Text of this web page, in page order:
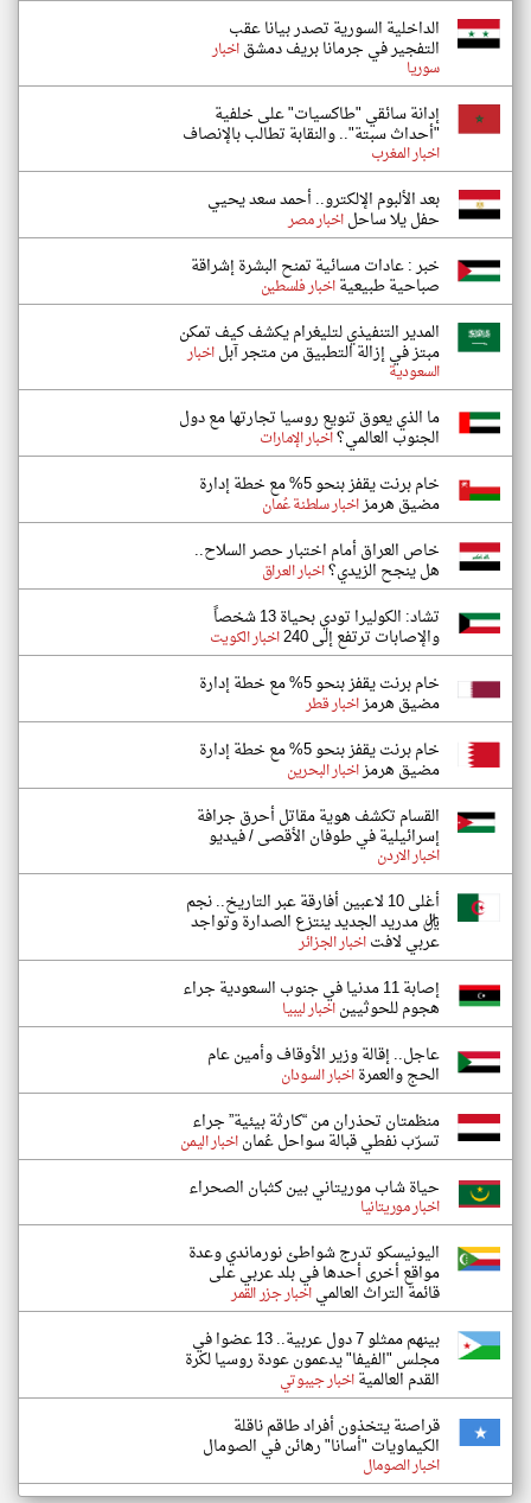
الداخلية السورية تصدر بيانا عقب
التفجير في جرمانا بريف دمشقاخبار
سوريا
إدانة سائقي "طاكسيات" على خلفية
"أحداث سبتة".. والنقابة تطالب بالإنصاف
اخبار المغرب
بعد الألبوم الإلكترو.. أحمد سعد يحيي
حفل يلا ساحلاخبار مصر
خبر : عادات مسائية تمنح البشرة إشراقة
صباحية طبيعيةاخبار فلسطين
المدير التنفيذي لتليغرام يكشف كيف تمكن
مبتز في إزالة التطبيق من متجر آبلاخبار
السعودية
ما الذي يعوق تنويع روسيا تجارتها مع دول
الجنوب العالمي؟اخبار الإمارات
خام برنت يقفز بنحو 5% مع خطة إدارة
مضيق هرمزاخبار سلطنة عُمان
خاص العراق أمام اختبار حصر السلاح..
هل ينجح الزيدي؟اخبار العراق
تشاد: الكوليرا تودي بحياة 13 شخصاً
والإصابات ترتفع إلى 240 اخبار الكويت
خام برنت يقفز بنحو 5% مع خطة إدارة
مضيق هرمزاخبار قطر
خام برنت يقفز بنحو 5% مع خطة إدارة
مضيق هرمزاخبار البحرين
القسام تكشف هوية مقاتل أحرق جرافة
إسرائيلية في طوفان الأقصى / فيديو
اخبار الاردن
أغلى 10 لاعبين أفارقة عبر التاريخ.. نجم
ريال مدريد الجديد ينتزع الصدارة وتواجد
عربي لافتاخبار الجزائر
إصابة 11 مدنيا في جنوب السعودية جراء
هجوم للحوثييناخبار ليبيا
عاجل.. إقالة وزير الأوقاف وأمين عام
الحج والعمرةاخبار السودان
منظمتان تحذران من “كارثة بيئية” جراء
تسرّب نفطي قبالة سواحل عُماناخبار اليمن
حياة شاب موريتاني بين كثبان الصحراء
اخبار موريتانيا
اليونيسكو تدرج شواطئ نورماندي وعدة
مواقع أخرى أحدها في بلد عربي على
قائمة التراث العالمياخبار جزر القمر
بينهم ممثلو 7 دول عربية.. 13 عضوا في
مجلس "الفيفا" يدعمون عودة روسيا لكرة
القدم العالميةاخبار جيبوتي
قراصنة يتخذون أفراد طاقم ناقلة
الكيماويات "أسانا" رهائن في الصومال
اخبار الصومال